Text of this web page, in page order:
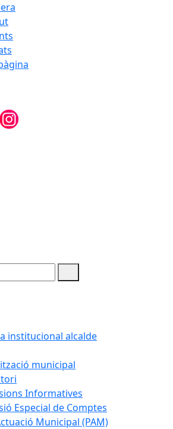
institucional alcalde
municipal
Informatives
Especial de Comptes
Municipal (PAM)